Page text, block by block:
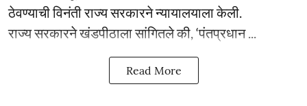
ठेवण्याची विनंती राज्य सरकारने न्यायालयाला केली.
राज्य सरकारने खंडपीठाला सांगितले की, ‘पंतप्रधान ...
Read More